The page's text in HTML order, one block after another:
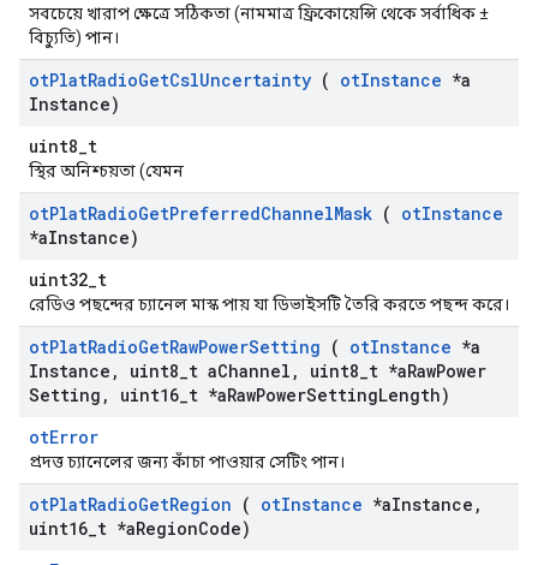
সবচেয়ে খারাপ ক্ষেত্রে সঠিকতা (নামমাত্র ফ্রিকোয়েন্সি থেকে সর্বাধিক ±
বিচ্যুতি) পান।
otPlatRadioGetCslUncertainty ( otInstance *a
Instance)
uint8_t
স্থির অনিশ্চয়তা (যেমন
otPlatRadioGetPreferredChannelMask ( otInstance
*aInstance)
uint32_t
রেডিও পছন্দের চ্যানেল মাস্ক পায় যা ডিভাইসটি তৈরি করতে পছন্দ করে।
otPlatRadioGetRawPowerSetting ( otInstance *a
Instance , uint8 t aChannel , uint8 t *aRawPower
Setting , uint16 t *aRawPowerSettingLength)
otError
প্রদত্ত চ্যানেলের জন্য কাঁচা পাওয়ার সেটিং পান।
otPlatRadioGetRegion ( otInstance *aInstance ,
uint16 t *aRegionCode)